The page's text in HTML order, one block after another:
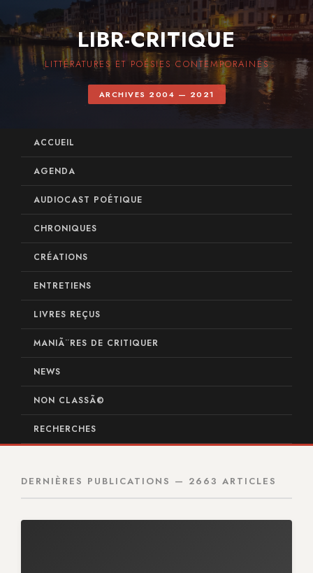
LIBR-CRITIQUE
LITTÉRATURES ET POÉSIES CONTEMPORAINES
ARCHIVES 2004 — 2021
ACCUEIL
AGENDA
AUDIOCAST POÉTIQUE
CHRONIQUES
CRÉATIONS
ENTRETIENS
LIVRES REÇUS
MANIÃ¨RES DE CRITIQUER
NEWS
NON CLASSÃ©
RECHERCHES
DERNIÈRES PUBLICATIONS — 2663 ARTICLES